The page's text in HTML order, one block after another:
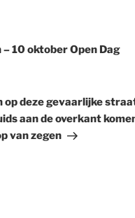
– 10 oktober Open Dag
op deze gevaarlijke
aan de overkant
van zegen